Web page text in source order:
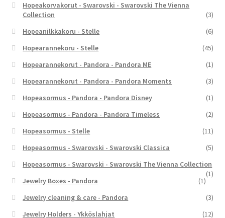
Hopeakorvakorut - Swarovski - Swarovski The Vienna
Collection
(3)
Hopeanilkkakoru - Stelle
(6)
Hopearannekoru - Stelle
(45)
Hopearannekorut - Pandora - Pandora ME
(1)
Hopearannekorut - Pandora - Pandora Moments
(3)
Hopeasormus - Pandora - Pandora Disney
(1)
Hopeasormus - Pandora - Pandora Timeless
(2)
Hopeasormus - Stelle
(11)
Hopeasormus - Swarovski - Swarovski Classica
(5)
Hopeasormus - Swarovski - Swarovski The Vienna Collection
(1)
Jewelry Boxes - Pandora
(1)
Jewelry cleaning & care - Pandora
(3)
Jewelry Holders - Ykköslahjat
(12)